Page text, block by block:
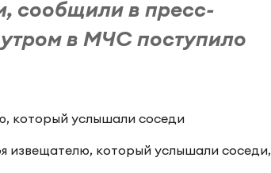
сообщили в пресс-
в МЧС поступило
извещателю, который услышали соседи,